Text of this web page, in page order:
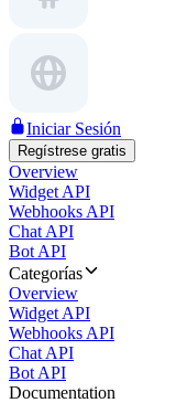
Iniciar Sesión
Regístrese gratis
Overview
Widget API
Webhooks API
Chat API
Bot API
Categorías
Overview
Widget API
Webhooks API
Chat API
Bot API
Documentation